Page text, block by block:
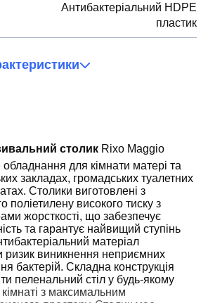
Антибактеріальний HDPE
пластик
столик Rixo Maggio
для кімнати матері та
закладах, громадських туалетних
Столики виготовлені з
поліетилену високого тиску з
жорсткості, що забезпечує
та гарантує найвищий ступінь
матеріал
ризик виникнення неприємних
бактерій. Складна конструкція
пеленальний стіл у будь-якому
кімнаті з максимальним